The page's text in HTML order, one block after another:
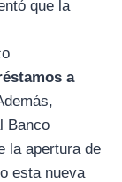
que la
a
Banco
la apertura de
esta nueva